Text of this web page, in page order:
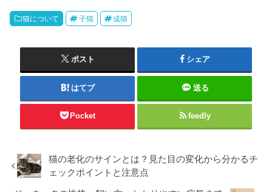
猫について 子猫 成猫
ポスト シェア
はてブ 送る
Pocket feedly
猫の老化のサインとは？見た目の変化から分かるチ
ェックポイントと注意点